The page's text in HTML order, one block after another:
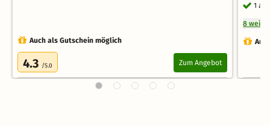
Auch als Gutschein möglich
4.3 /5.0 Zum Angebot
1
8